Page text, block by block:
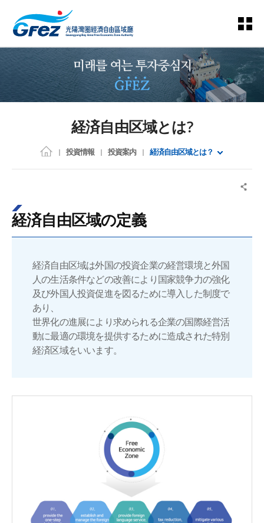
経済自由区域とは？
投資情報 投資案内 経済自由区域とは？
経済自由区域の定義
経済自由区域は外国の投資企業の経営環境と外国
人の生活条件などの改善により国家競争力の強化
及び外国人投資促進を図るために導入した制度で
あり、
世界化の進展により求められる企業の国際経営活
動に最適の環境を提供するために造成された特別
経済区域をいいます。